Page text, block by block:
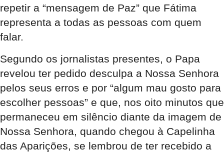
repetir a “mensagem de Paz” que Fátima
representa a todas as pessoas com quem
falar.
Segundo os jornalistas presentes, o Papa
revelou ter pedido desculpa a Nossa Senhora
pelos seus erros e por “algum mau gosto para
escolher pessoas” e que, nos oito minutos que
permaneceu em silêncio diante da imagem de
Nossa Senhora, quando chegou à Capelinha
das Aparições, se lembrou de ter recebido a